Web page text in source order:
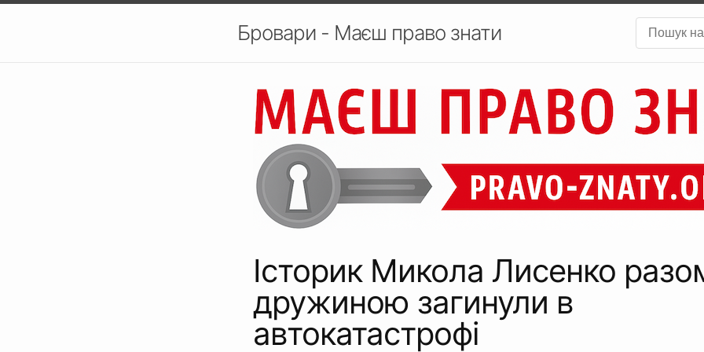
Бровари - Маєш право знати
Історик Микола Лисенко
дружиною загинули в
автокатастрофі